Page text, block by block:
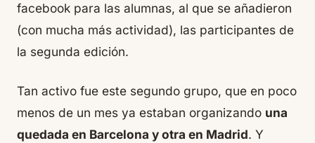
facebook para las alumnas, al que se añadieron
(con mucha más actividad), las participantes de
la segunda edición.
Tan activo fue este segundo grupo, que en poco
menos de un mes ya estaban organizando una
quedada en Barcelona y otra en Madrid. Y